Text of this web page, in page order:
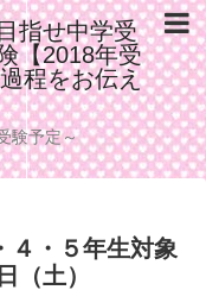
指せ中学受
【2018年受
程をお伝え
験予定～
４・５年生対象
（土）